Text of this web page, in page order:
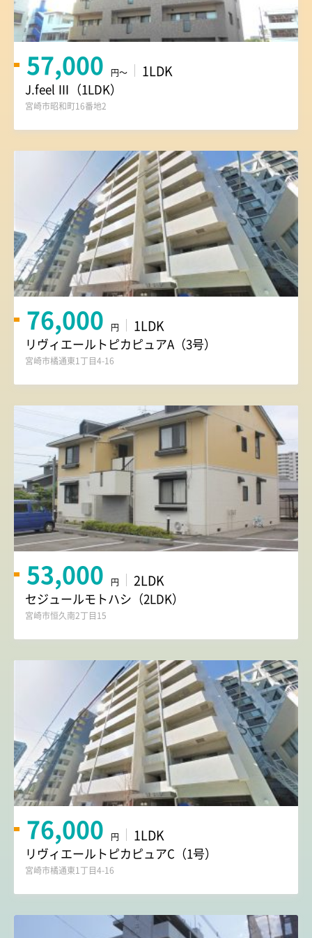
57,000 円～ 1LDK
J.feel Ⅲ（1LDK）
宮崎市昭和町16番地2
76,000 円 1LDK
リヴィエールトピカピュアA（3号）
宮崎市橘通東1丁目4-16
53,000 円 2LDK
セジュールモトハシ（2LDK）
宮崎市恒久南2丁目15
76,000 円 1LDK
リヴィエールトピカピュアC（1号）
宮崎市橘通東1丁目4-16